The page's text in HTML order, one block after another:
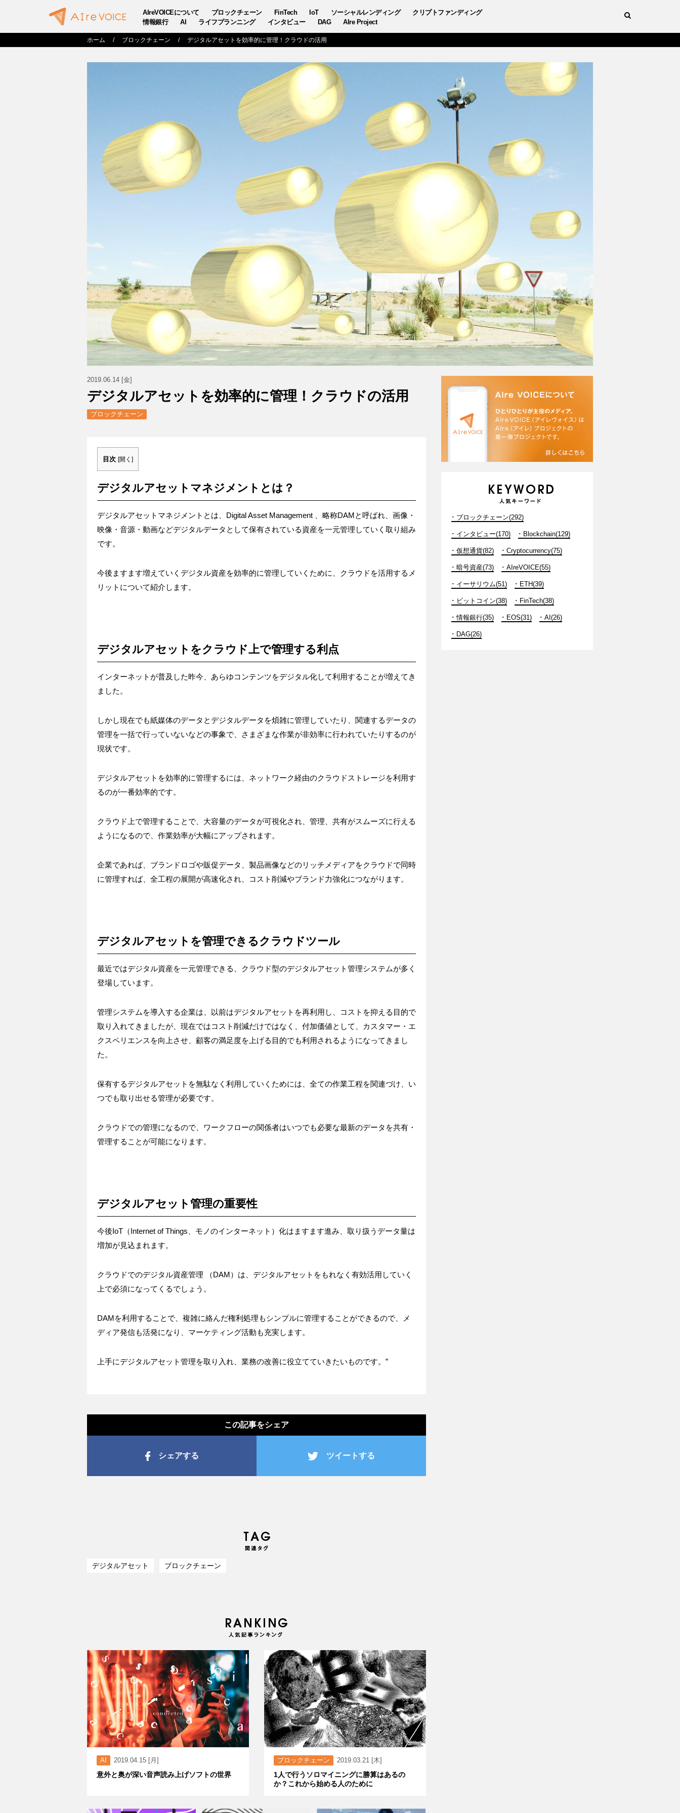
AIreVOICEについて ブロックチェーン FinTech IoT ソーシャルレンディング
クリプトファンディング
情報銀行
AI ライフプランニング インタビュー DAG AIre Project
ホーム ブロックチェーン デジタルアセットを効率的に管理！クラウドの活用
2019.06.14 [金]
デジタルアセットを効率的に管理！クラウドの活用
ブロックチェーン
目次 [開く ]
デジタルアセットマネジメントとは？
デジタルアセットマネジメントとは、Digital Asset Management 、略称DAMと呼ばれ、画像・
映像・音源・動画などデジタルデータとして保有されている資産を一元管理していく取り組み
です。
今後ますます増えていくデジタル資産を効率的に管理していくために、クラウドを活用するメ
リットについて紹介します。
デジタルアセットをクラウド上で管理する利点
インターネットが普及した昨今、あらゆコンテンツをデジタル化して利用することが増えてき
ました。
しかし現在でも紙媒体のデータとデジタルデータを煩雑に管理していたり、関連するデータの
管理を一括で行っていないなどの事象で、さまざまな作業が非効率に行われていたりするのが
現状です。
デジタルアセットを効率的に管理するには、ネットワーク経由のクラウドストレージを利用す
るのが一番効率的です。
クラウド上で管理することで、大容量のデータが可視化され、管理、共有がスムーズに行える
ようになるので、作業効率が大幅にアップされます。
企業であれば、ブランドロゴや販促データ、製品画像などのリッチメディアをクラウドで同時
に管理すれば、全工程の展開が高速化され、コスト削減やブランド力強化につながります。
デジタルアセットを管理できるクラウドツール
最近ではデジタル資産を一元管理できる、クラウド型のデジタルアセット管理システムが多く
登場しています。
管理システムを導入する企業は、以前はデジタルアセットを再利用し、コストを抑える目的で
取り入れてきましたが、現在ではコスト削減だけではなく、付加価値として、カスタマー・エ
クスペリエンスを向上させ、顧客の満足度を上げる目的でも利用されるようになってきまし
た。
保有するデジタルアセットを無駄なく利用していくためには、全ての作業工程を関連づけ、い
つでも取り出せる管理が必要です。
クラウドでの管理になるので、ワークフローの関係者はいつでも必要な最新のデータを共有・
管理することが可能になります。
デジタルアセット管理の重要性
今後IoT（Internet of Things、モノのインターネット）化はますます進み、取り扱うデータ量は
増加が見込まれます。
クラウドでのデジタル資産管理 （DAM）は、デジタルアセットをもれなく有効活用していく
上で必須になってくるでしょう。
DAMを利用することで、複雑に絡んだ権利処理もシンプルに管理することができるので、メ
ディア発信も活発になり、マーケティング活動も充実します。
上手にデジタルアセット管理を取り入れ、業務の改善に役立てていきたいものです。”
この記事をシェア
シェアする ツイートする
デジタルアセット ブロックチェーン
AI 2019.04.15 [月]
意外と奥が深い音声読み上げソフトの世界
ブロックチェーン 2019.03.21 [木]
1人で行うソロマイニングに勝算はあるの
か？これから始める人のために
ブロックチェーン(292)
インタビュー(170) Blockchain(129)
仮想通貨(82) Cryptocurrency(75)
暗号資産(73) AIreVOICE(55)
イーサリウム(51) ETH(39)
ビットコイン(38) FinTech(38)
情報銀行(35) EOS(31) AI(26)
DAG(26)